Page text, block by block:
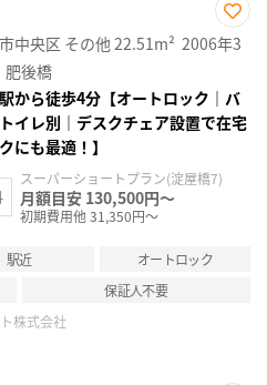
お気
に入
中央区 その他 22.51m² 2006年3
肥後橋
から徒歩4分【オートロック｜バ
イレ別｜デスクチェア設置で在宅
にも最適！】
スーパーショートプラン(淀屋橋7)
月額目安 130,500円～
初期費用他 31,350円～
駅近
オートロック
保証人不要
株式会社